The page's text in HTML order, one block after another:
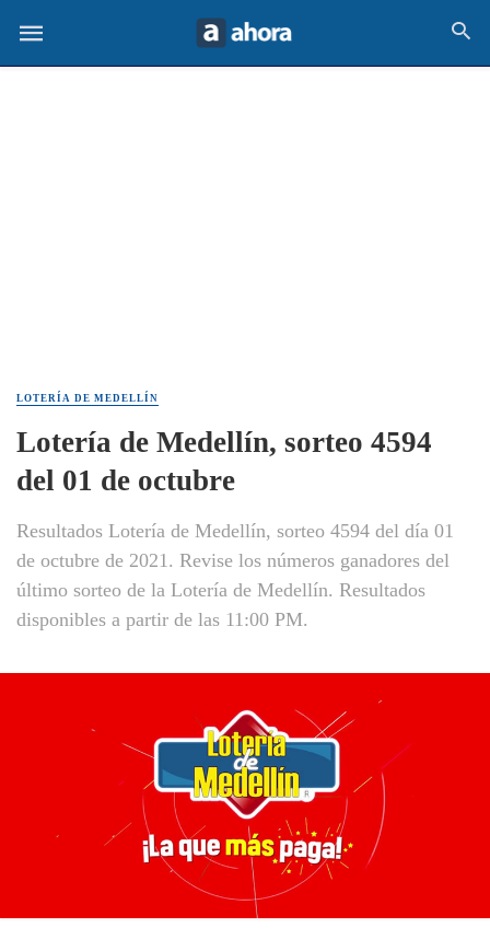
LOTERÍA DE MEDELLÍN
Lotería de Medellín, sorteo 4594
del 01 de octubre
Resultados Lotería de Medellín, sorteo 4594 del día 01
de octubre de 2021. Revise los números ganadores del
último sorteo de la Lotería de Medellín. Resultados
disponibles a partir de las 11:00 PM.